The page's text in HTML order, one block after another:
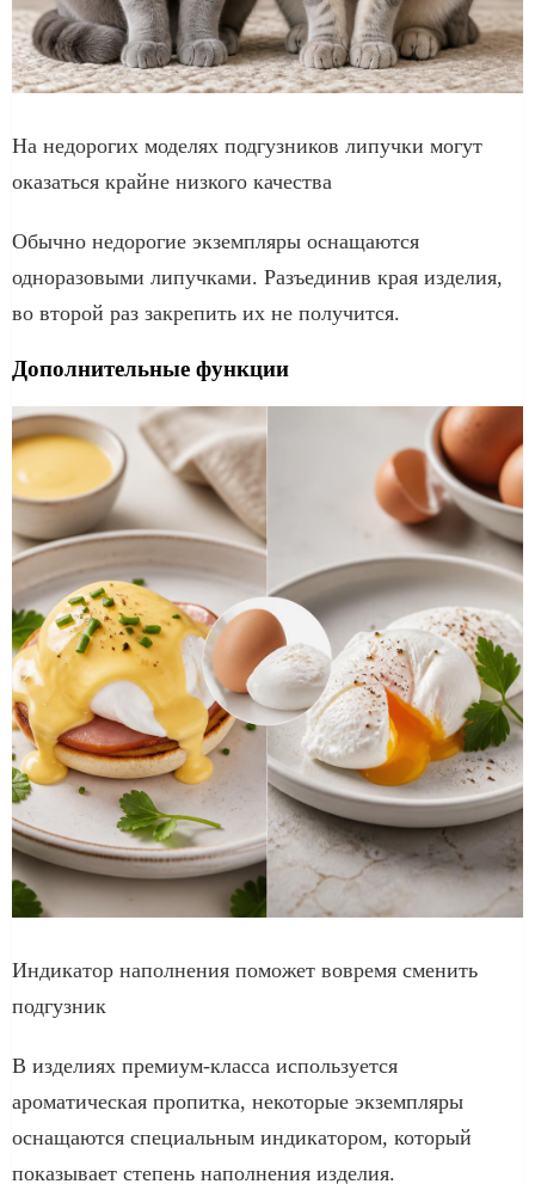
На недорогих моделях подгузников липучки могут
оказаться крайне низкого качества
Обычно недорогие экземпляры оснащаются
одноразовыми липучками. Разъединив края изделия,
во второй раз закрепить их не получится.
Дополнительные функции
Индикатор наполнения поможет вовремя сменить
подгузник
В изделиях премиум-класса используется
ароматическая пропитка, некоторые экземпляры
оснащаются специальным индикатором, который
показывает степень наполнения изделия.